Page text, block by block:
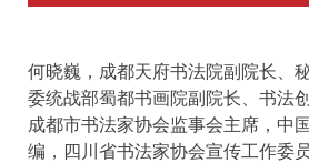
何晓巍，成都天府书法院副院长、
委统战部蜀都书画院副院长、书法
成都市书法家协会监事会主席，中
编，四川省书法家协会宣传工作委